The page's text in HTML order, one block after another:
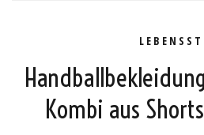
Kombi aus